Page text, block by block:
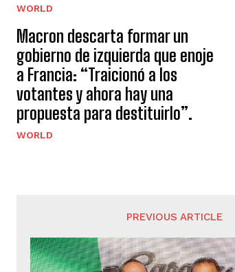
WORLD
Macron descarta formar un
gobierno de izquierda que enoje
a Francia: “Traicionó a los
votantes y ahora hay una
propuesta para destituirlo”.
WORLD
PREVIOUS ARTICLE